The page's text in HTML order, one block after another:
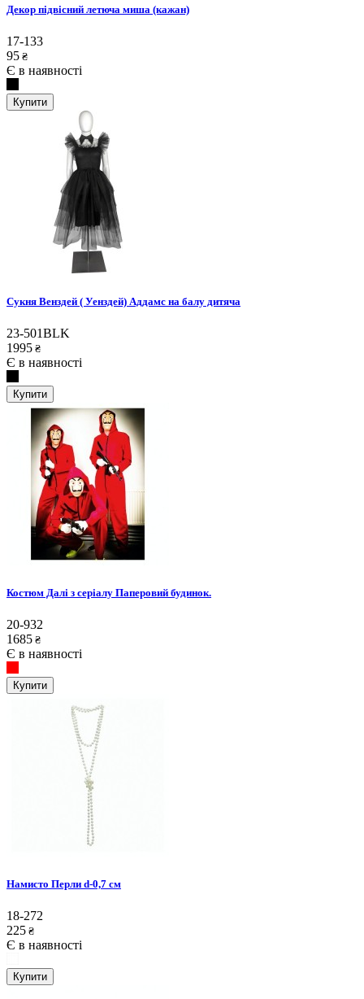
Декор підвісний летюча миша (кажан)
17-133
95 ₴
Є в наявності
Купити
Сукня Венздей ( Уенздей) Аддамс на балу дитяча
23-501BLK
1995 ₴
Є в наявності
Купити
Костюм Далі з серіалу Паперовий будинок.
20-932
1685 ₴
Є в наявності
Купити
Намисто Перли d-0,7 см
18-272
225 ₴
Є в наявності
Купити